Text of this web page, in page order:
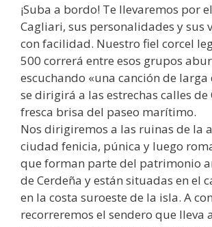
¡Suba a bordo! Te llevaremos por
Cagliari, sus personalidades y sus
con facilidad. Nuestro fiel corcel
500 correrá entre esos grupos
escuchando «una canción de
se dirigirá a las estrechas calles de
fresca brisa del paseo marítimo.
Nos dirigiremos a las ruinas de la
ciudad fenicia, púnica y luego
que forman parte del patrimonio
de Cerdeña y están situadas en el
en la costa suroeste de la isla. A
recorreremos el sendero que lleva